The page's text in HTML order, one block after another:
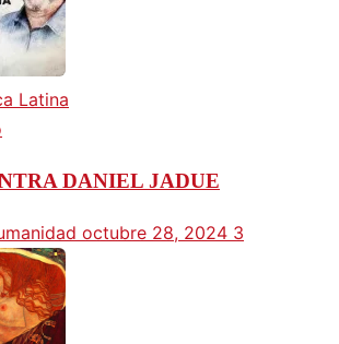
Latina
DANIEL JADUE
octubre 28, 2024 3